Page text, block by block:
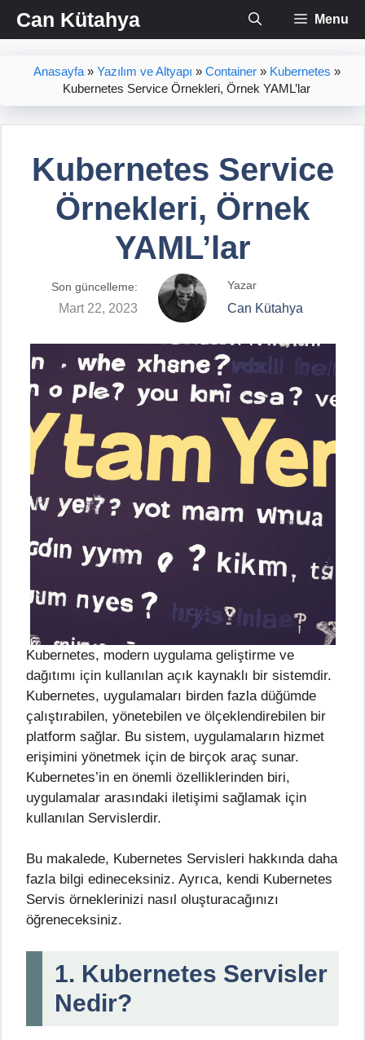
İçeriğe
atlaCan Kütahya Menu
Anasayfa» Yazılım ve Altyapı » Container» Kubernetes »
Kubernetes Service Örnekleri, Örnek YAML’lar
Kubernetes Service
Örnekleri, Örnek
YAML’lar
Son güncelleme:
Mart 22, 2023
Yazar
Can Kütahya
Kubernetes, modern uygulama geliştirme ve
dağıtımı için kullanılan açık kaynaklı bir sistemdir.
Kubernetes, uygulamaları birden fazla düğümde
çalıştırabilen, yönetebilen ve ölçeklendirebilen bir
platform sağlar. Bu sistem, uygulamaların hizmet
erişimini yönetmek için de birçok araç sunar.
Kubernetes’in en önemli özelliklerinden biri,
uygulamalar arasındaki iletişimi sağlamak için
kullanılan Servislerdir.
Bu makalede, Kubernetes Servisleri hakkında daha
fazla bilgi edineceksiniz. Ayrıca, kendi Kubernetes
Servis örneklerinizi nasıl oluşturacağınızı
öğreneceksiniz.
1. Kubernetes Servisler
Nedir?